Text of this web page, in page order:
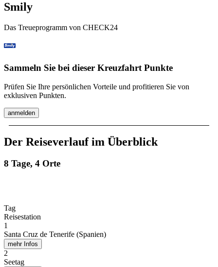
Smily
Das Treueprogramm von CHECK24
Sammeln Sie bei dieser Kreuzfahrt Punkte
Prüfen Sie Ihre persönlichen Vorteile und profitieren Sie von
exklusiven Punkten.
anmelden
Der Reiseverlauf im Überblick
8 Tage, 4 Orte
Tag
Reisestation
1
Santa Cruz de Tenerife (Spanien)
mehr Infos
2
Seetag